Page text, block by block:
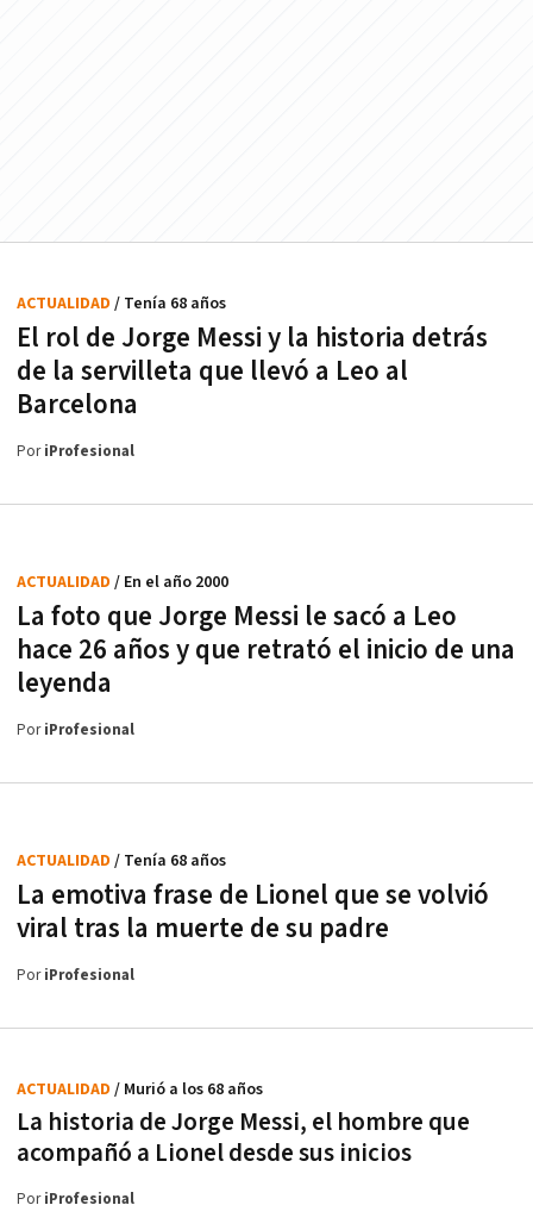
El rol de Jorge Messi y la historia detrás
de la servilleta que llevó a Leo al
Barcelona
ACTUALIDAD / Tenía 68 años
PoriProfesional
La foto que Jorge Messi le sacó a Leo
hace 26 años y que retrató el inicio de una
leyenda
ACTUALIDAD / En el año 2000
PoriProfesional
La emotiva frase de Lionel que se volvió
viral tras la muerte de su padre
ACTUALIDAD / Tenía 68 años
PoriProfesional
La historia de Jorge Messi, el hombre que
acompañó a Lionel desde sus inicios
ACTUALIDAD / Murió a los 68 años
PoriProfesional